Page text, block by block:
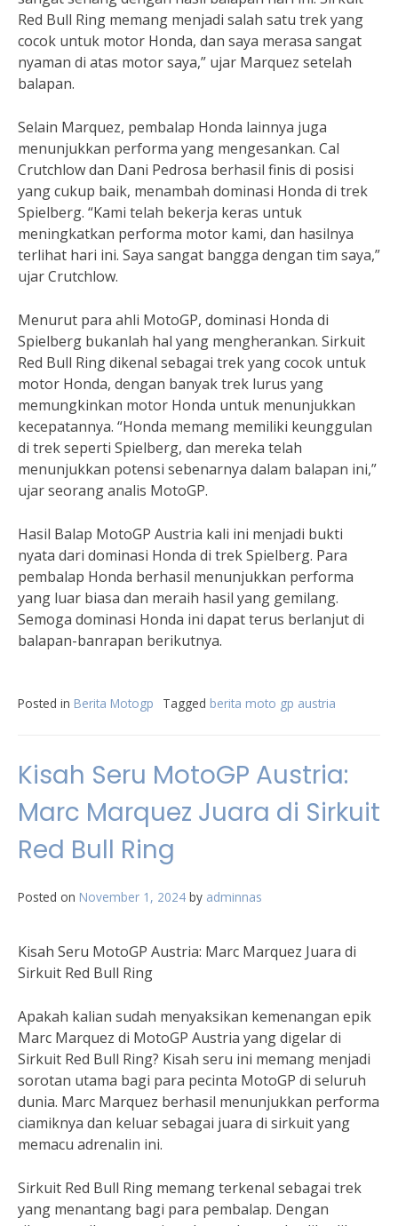
Red Bull Ring memang menjadi salah satu trek yang
cocok untuk motor Honda, dan saya merasa sangat
nyaman di atas motor saya,” ujar Marquez setelah
balapan.
Selain Marquez, pembalap Honda lainnya juga
menunjukkan performa yang mengesankan. Cal
Crutchlow dan Dani Pedrosa berhasil finis di posisi
yang cukup baik, menambah dominasi Honda di trek
Spielberg. “Kami telah bekerja keras untuk
meningkatkan performa motor kami, dan hasilnya
terlihat hari ini. Saya sangat bangga dengan tim saya,”
ujar Crutchlow.
Menurut para ahli MotoGP, dominasi Honda di
Spielberg bukanlah hal yang mengherankan. Sirkuit
Red Bull Ring dikenal sebagai trek yang cocok untuk
motor Honda, dengan banyak trek lurus yang
memungkinkan motor Honda untuk menunjukkan
kecepatannya. “Honda memang memiliki keunggulan
di trek seperti Spielberg, dan mereka telah
menunjukkan potensi sebenarnya dalam balapan ini,”
ujar seorang analis MotoGP.
Hasil Balap MotoGP Austria kali ini menjadi bukti
nyata dari dominasi Honda di trek Spielberg. Para
pembalap Honda berhasil menunjukkan performa
yang luar biasa dan meraih hasil yang gemilang.
Semoga dominasi Honda ini dapat terus berlanjut di
balapan-banrapan berikutnya.
Posted in Berita Motogp Tagged berita moto gp austria
Kisah Seru MotoGP Austria:
Marc Marquez Juara di Sirkuit
Red Bull Ring
Posted on November 1, 2024 by adminnas
Kisah Seru MotoGP Austria: Marc Marquez Juara di
Sirkuit Red Bull Ring
Apakah kalian sudah menyaksikan kemenangan epik
Marc Marquez di MotoGP Austria yang digelar di
Sirkuit Red Bull Ring? Kisah seru ini memang menjadi
sorotan utama bagi para pecinta MotoGP di seluruh
dunia. Marc Marquez berhasil menunjukkan performa
ciamiknya dan keluar sebagai juara di sirkuit yang
memacu adrenalin ini.
Sirkuit Red Bull Ring memang terkenal sebagai trek
yang menantang bagi para pembalap. Dengan